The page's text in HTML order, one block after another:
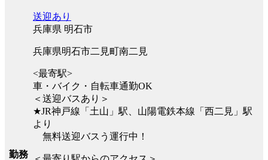
勤務
送迎あり
兵庫県 明石市
兵庫県明石市二見町南二見
<最寄駅>
車・バイク・自転車通勤OK
＜送迎バスあり＞
★JR神戸線「土山」駅、山陽電鉄本線「西二見」駅
より
無料送迎バスう運行中！